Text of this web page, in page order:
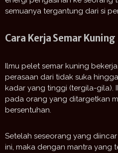
semuanya tergantung dari si
Cara Kerja Semar Kuning
Ilmu pelet semar kuning
perasaan dari tidak suka
kadar yang tinggi (tergila-gila).
pada orang yang ditargetkan
bersentuhan.
Setelah seseorang yang
ini, maka dengan mantra yang